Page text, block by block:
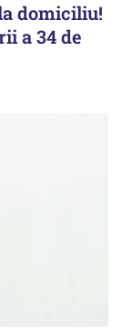
domiciliu!
a 34 de